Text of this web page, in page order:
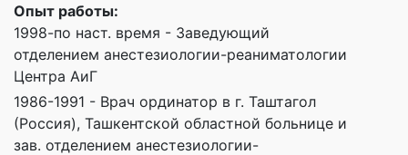
Опыт работы:
1998-по наст. время - Заведующий
отделением анестезиологии-реаниматологии
Центра АиГ
1986-1991 - Врач ординатор в г. Таштагол
(Россия), Ташкентской областной больнице и
зав. отделением анестезиологии-